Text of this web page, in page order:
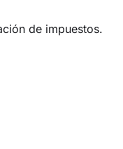
de impuestos.